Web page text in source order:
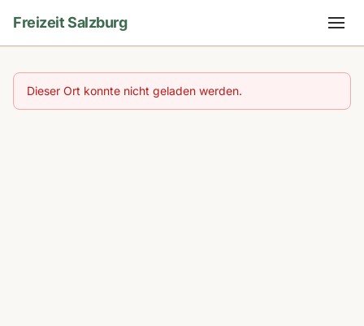
Freizeit Salzburg
Dieser Ort konnte nicht geladen werden.